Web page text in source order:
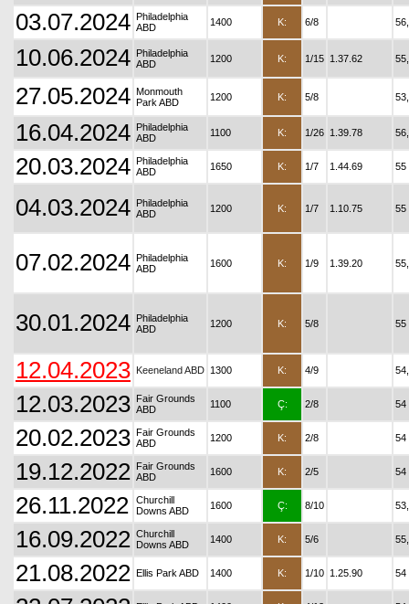
03.07.2024 Philadelphia
ABD
1400 K: 6/8
10.06.2024 Philadelphia
ABD
1200 K: 1/15 1.37.62
27.05.2024 Monmouth
Park ABD
1200 K: 5/8
16.04.2024 Philadelphia
ABD
1100 K: 1/26 1.39.78
20.03.2024 Philadelphia
ABD
1650 K: 1/7 1.44.69 55
04.03.2024 Philadelphia
ABD
1200 K: 1/7 1.10.75 55
07.02.2024 Philadelphia
ABD
1600 K: 1/9 1.39.20
30.01.2024 Philadelphia
ABD
1200 K: 5/8 55
12.04.2023 Keeneland ABD 1300 K: 4/9
12.03.2023 Fair Grounds
ABD
1100 Ç: 2/8 54
20.02.2023 Fair Grounds
ABD
1200 K: 2/8 54
19.12.2022 Fair Grounds
ABD
1600 K: 2/5 54
26.11.2022
Churchill
Downs ABD
1600 Ç: 8/10
16.09.2022 Churchill
Downs ABD
1400 K: 5/6
21.08.2022 Ellis Park ABD 1400 K: 1/10 1.25.90 54